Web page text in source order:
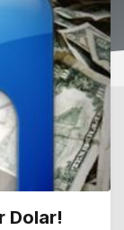
Dolar!